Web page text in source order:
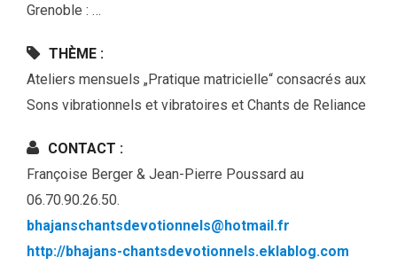
Grenoble : …
THÈME :
Ateliers mensuels „Pratique matricielle“ consacrés aux
Sons vibrationnels et vibratoires et Chants de Reliance
CONTACT :
Françoise Berger & Jean-Pierre Poussard au
06.70.90.26.50.
bhajanschantsdevotionnels@hotmail.fr
http://bhajans-chantsdevotionnels.eklablog.com